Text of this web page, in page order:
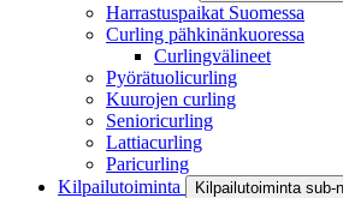
Harrastuspaikat Suomessa
Curling pähkinänkuoressa
Curlingvälineet
Pyörätuolicurling
Kuurojen curling
Senioricurling
Lattiacurling
Paricurling
Kilpailutoiminta
Kilpailutoiminta sub-